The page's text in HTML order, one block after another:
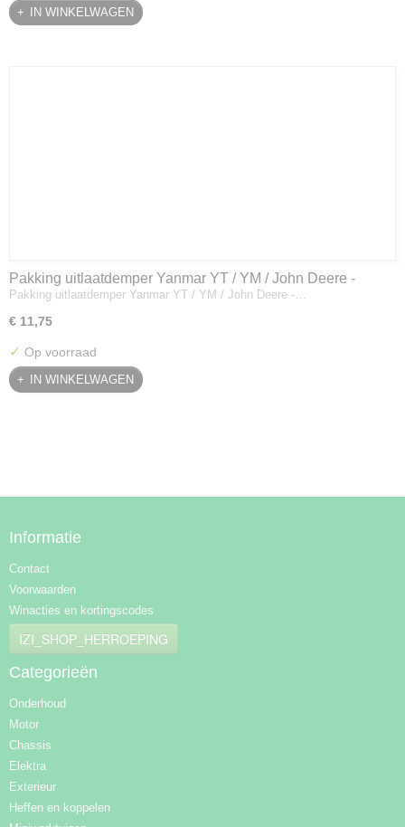
IN WINKELWAGEN
Pakking uitlaatdemper Yanmar YT / YM / John Deere -
128300-13230
Pakking uitlaatdemper Yanmar YT / YM / John Deere -…
€ 11,75
✓ Op voorraad
IN WINKELWAGEN
Informatie
Contact
Voorwaarden
Winacties en kortingscodes
IZI_SHOP_HERROEPING
Categorieën
Onderhoud
Motor
Chassis
Elektra
Exterieur
Heffen en koppelen